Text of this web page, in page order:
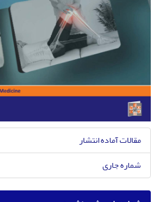
مقالات آماده انتشار
شماره جاری